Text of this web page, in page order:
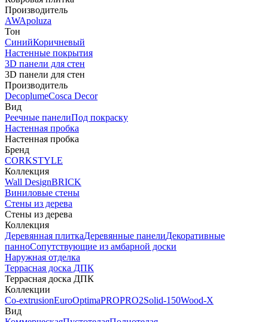
Производитель
AWApoluza
Тон
СинийКоричневый
Настенные покрытия
3D панели для стен
3D панели для стен
Производитель
DecoplumeCosca Decor
Вид
Реечные панелиПод покраску
Настенная пробка
Настенная пробка
Бренд
CORKSTYLE
Коллекция
Wall DesignBRICK
Виниловые стены
Стены из дерева
Стены из дерева
Коллекция
Деревянная плиткаДеревянные панелиДекоративные
панноСопутствующие из амбарной доски
Наружная отделка
Террасная доска ДПК
Террасная доска ДПК
Коллекции
Co-extrusionEuroOptimaPROPRO2Solid-150Wood-X
Вид